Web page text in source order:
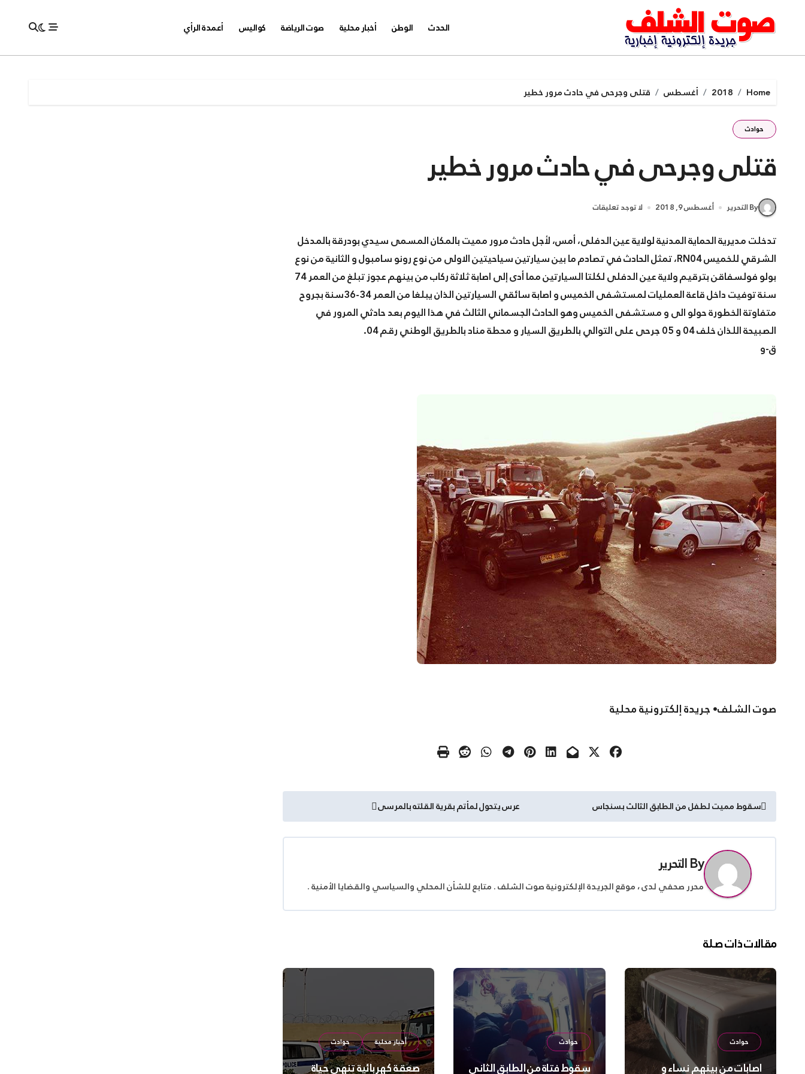
content
الحدث الوطن أخبار محلية صوت الرياضة كواليس أعمدة الرأي
Home
2018 أغسطس قتلى وجرحى في حادث مرور خطير
حوادث
قتلى وجرحى في حادث مرور خطير
By التحرير أغسطس 9, 2018 لا توجد تعليقات
تدخلت مديرية الحماية المدنية لولاية عين الدفلى، أمس، لأجل حادث مرور مميت بالمكان المسمى سيدي بودرقة بالمدخل
الشرقي للخميس RN04، تمثل الحادث في تصادم ما بين سيارتين سياحيتين الاولى من نوع رونو سامبول و الثانية من نوع
بولو فولسفاقن بترقيم ولاية عين الدفلى لكلتا السيارتين مما أدى إلى اصابة ثلاثة ركاب من بينهم عجوز تبلغ من العمر 74
سنة توفيت داخل قاعة العمليات لمستشفى الخميس و اصابة سائقي السيارتين الذان يبلغا من العمر 34-36سنة بجروح
متفاوتة الخطورة حولو الى و مستشفى الخميس وهو الحادث الجسماني الثالث في هذا اليوم بعد حادثي المرور في
الصبيحة اللذان خلف 04 و 05 جرحى على التوالي بالطريق السيار و محطة مناد بالطريق الوطني رقم 04.
ق-و
صوت الشلف• جريدة إلكترونية محلية
تصفّح
المقالات
سقوط مميت لطفل من الطابق الثالث بسنجاس عرس يتحول لمأتم بقرية القلته بالمرسى
Byالتحرير
محرر صحفي لدى ، موقع الجريدة الإلكترونية صوت الشلف . متابع للشأن المحلي والسياسي والقضايا الأمنية .
مقالات ذات صلة
حوادث
اصابات من بينهم نساء و
حوادث
سقوط فتاة من الطابق الثاني
أخبار محلية حوادث
صعقة كهربائية تنهي حياة